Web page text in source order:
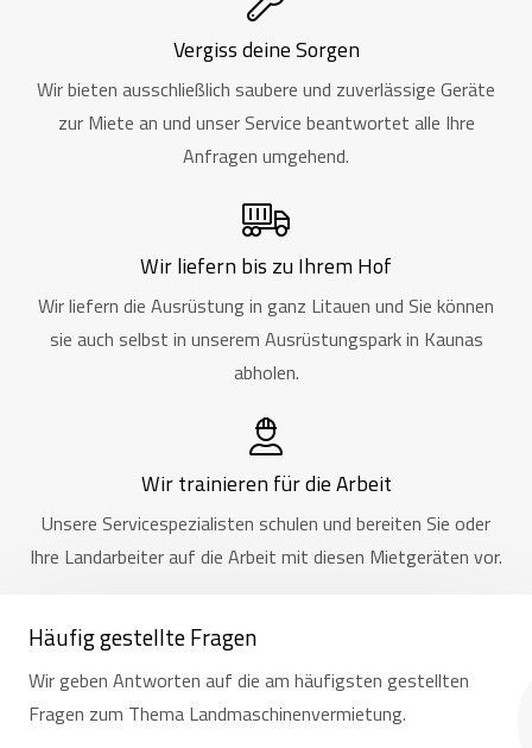
Vergiss deine Sorgen
Wir bieten ausschließlich saubere und zuverlässige Geräte
zur Miete an und unser Service beantwortet alle Ihre
Anfragen umgehend.
Wir liefern bis zu Ihrem Hof
Wir liefern die Ausrüstung in ganz Litauen und Sie können
sie auch selbst in unserem Ausrüstungspark in Kaunas
abholen.
Wir trainieren für die Arbeit
Unsere Servicespezialisten schulen und bereiten Sie oder
Ihre Landarbeiter auf die Arbeit mit diesen Mietgeräten vor.
Häufig gestellte Fragen
Wir geben Antworten auf die am häufigsten gestellten
Fragen zum Thema Landmaschinenvermietung.